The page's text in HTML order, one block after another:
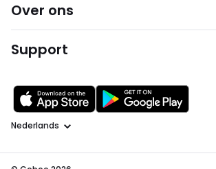
Over ons
Support
Taal